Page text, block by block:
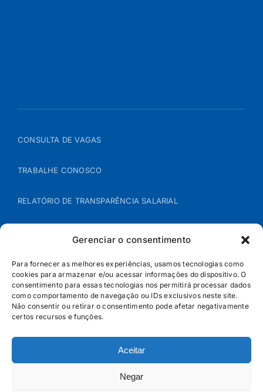
Gerenciar o consentimento
Para fornecer as melhores experiências, usamos tecnologias como
cookies para armazenar e/ou acessar informações do dispositivo. O
consentimento para essas tecnologias nos permitirá processar dados
como comportamento de navegação ou IDs exclusivos neste site.
Não consentir ou retirar o consentimento pode afetar negativamente
certos recursos e funções.
Aceitar
Negar
CONSULTA DE VAGAS
TRABALHE CONOSCO
RELATÓRIO DE TRANSPARÊNCIA SALARIAL
POLÍTICA DE COOKIES
POLÍTICA DE PRIVACIDADE